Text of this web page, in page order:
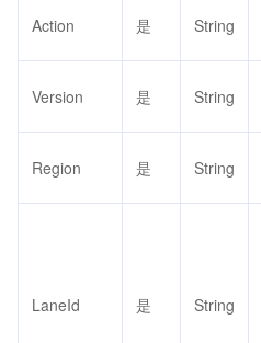
Action 是 String
Version 是 String
Region 是 String
LaneId 是 String